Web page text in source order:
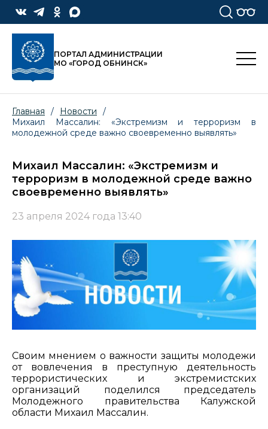
ПОРТАЛ АДМИНИСТРАЦИИ
МО «ГОРОД ОБНИНСК»
Главная / Новости
/
Михаил Массалин: «Экстремизм и терроризм в
молодежной среде важно своевременно выявлять»
Михаил Массалин: «Экстремизм и
терроризм в молодежной среде важно
своевременно выявлять»
23 апреля 2024 года 13:40
Своим мнением о важности защиты молодежи
от вовлечения в преступную деятельность
террористических и экстремистских
организаций поделился председатель
Молодежного правительства Калужской
области Михаил Массалин.